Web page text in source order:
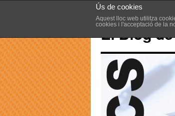
Ús de cookies
Aquest lloc web utilitza
cookies i l'acceptació de la
El Blog